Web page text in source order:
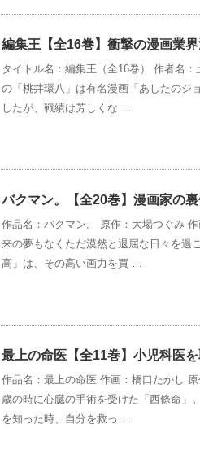
編集王【全16巻】衝撃の漫画業界
タイトル名：編集王（全16巻） 作者名
の「桃井環八」は有名漫画「あしたのジ
したが、戦績は芳しくな …
バクマン。【全20巻】漫画家の
作品名：バクマン。 原作：大場つぐみ
来の夢もなくただ漠然と退屈な日々を過
高」は、その高い画力を買 …
最上の命医【全11巻】小児科医
作品名：最上の命医 作画：橋口たかし
歳の時に心臓の手術を受けた「西條命」
を知った時、自分を救っ …